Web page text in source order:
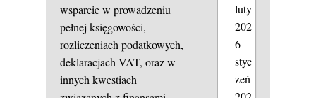
wsparcie w prowadzeniu
pełnej księgowości,
rozliczeniach podatkowych,
deklaracjach VAT, oraz w
innych kwestiach
luty
202
6
styc
zeń